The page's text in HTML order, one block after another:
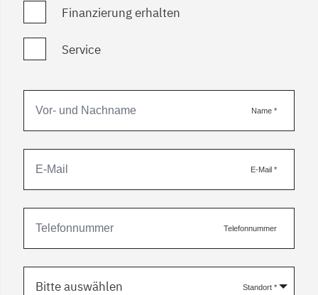
Finanzierung erhalten
Service
Name *
E-Mail *
Telefonnummer
Standort *
Bitte auswählen